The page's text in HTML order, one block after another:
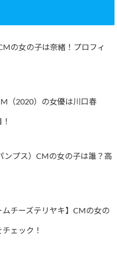
の女の子は奈緒！プロフィ
（2020）の女優は川口春
ンプス）CMの女の子は誰？高
チーズテリヤキ】CMの女の
ェック！